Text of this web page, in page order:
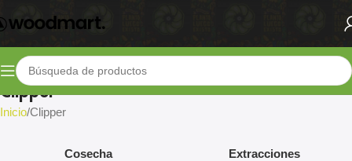
Clipper
Inicio Clipper
Cosecha Extracciones